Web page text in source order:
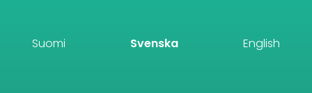
Suomi Svenska English